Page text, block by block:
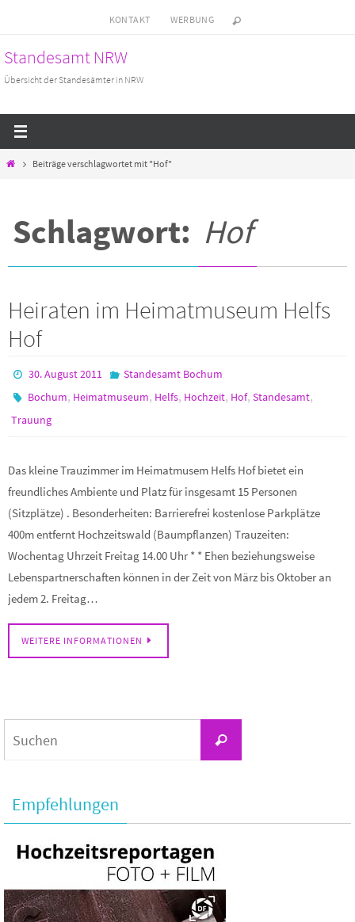
springen
KONTAKT WERBUNG
Standesamt NRW
Übersicht der Standesämter in NRW
StartBeiträge verschlagwortet mit "Hof"
Schlagwort: Hof
Heiraten im Heimatmuseum Helfs
Hof
30. August 2011
Standesamt Bochum
Bochum, Heimatmuseum, Helfs, Hochzeit, Hof,Standesamt,
Trauung
Das kleine Trauzimmer im Heimatmusem Helfs Hof bietet ein
freundliches Ambiente und Platz für insgesamt 15 Personen
(Sitzplätze) . Besonderheiten: Barrierefrei kostenlose Parkplätze
400m entfernt Hochzeitswald (Baumpflanzen) Trauzeiten:
Wochentag Uhrzeit Freitag 14.00 Uhr * * Ehen beziehungsweise
Lebenspartnerschaften können in der Zeit von März bis Oktober an
jedem 2. Freitag…
WEITERE INFORMATIONEN
Suchen
Empfehlungen